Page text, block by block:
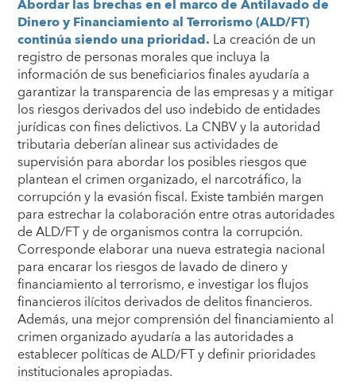
Dinero y Financiamiento al Terrorismo (ALD/FT)
continúa siendo una prioridad. La creación de un
registro de personas morales que incluya la
información de sus beneficiarios finales ayudaría a
garantizar la transparencia de las empresas y a mitigar
los riesgos derivados del uso indebido de entidades
jurídicas con fines delictivos. La CNBV y la autoridad
tributaria deberían alinear sus actividades de
supervisión para abordar los posibles riesgos que
plantean el crimen organizado, el narcotráfico, la
corrupción y la evasión fiscal. Existe también margen
para estrechar la colaboración entre otras autoridades
de ALD/FT y de organismos contra la corrupción.
Corresponde elaborar una nueva estrategia nacional
para encarar los riesgos de lavado de dinero y
financiamiento al terrorismo, e investigar los flujos
financieros ilícitos derivados de delitos financieros.
Además, una mejor comprensión del financiamiento al
crimen organizado ayudaría a las autoridades a
establecer políticas de ALD/FT y definir prioridades
institucionales apropiadas.